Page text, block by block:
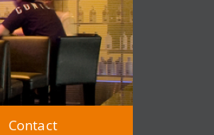
Contact